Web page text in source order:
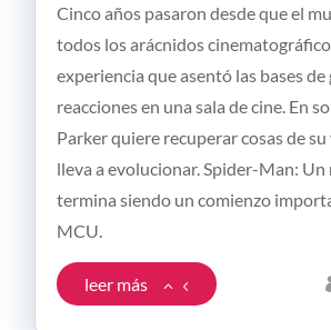
Cinco años pasaron desde que el
todos los arácnidos
experiencia que asentó las bases de
reacciones en una sala de cine. En
Parker quiere recuperar cosas de su
lleva a evolucionar. Spider-Man: Un
termina siendo un comienzo
MCU.
leer más